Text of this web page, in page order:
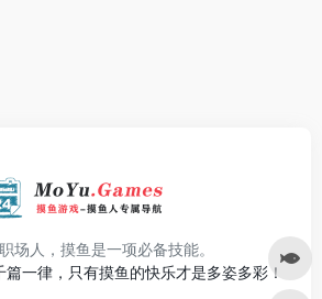
场人，摸鱼是一项必备技能。
一律，只有摸鱼的快乐才是多姿多彩！